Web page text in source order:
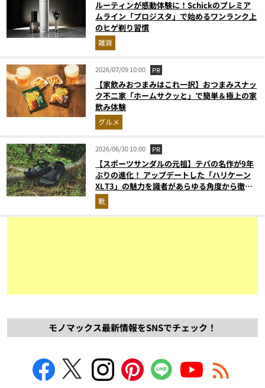
ルーティンが感動体験に！Schickのプレミア
ムライン「プロジスタ」で始めるワンランク上
のヒゲ剃り習慣
雑貨
2026/07/09 10:00 PR
【家飲みおつまみはこれ一択】おつまみスナッ
ク不二家「ホームサクッと」で簡単＆極上の家
飲み体験
グルメ
2026/06/30 10:00 PR
【スポーツサンダルの元祖】テバの名作が9年
ぶりの進化！ アップデートした「ハリケーン
XLT3」の魅力を識者があらゆる角度から徹底
解説！
靴
モノマックス最新情報をSNSでチェック！